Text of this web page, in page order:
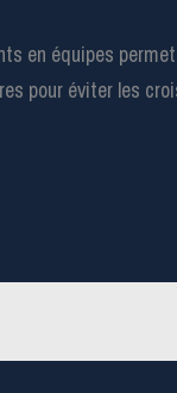
en équipes
pour éviter les